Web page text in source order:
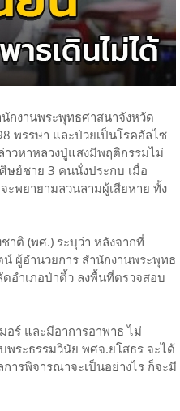
กงานพระพุทธศาสนาจังหวัด
พรรษา และป่วยเป็นโรคอัลไซ
วหาหลวงปู่แสงมีพฤติกรรมไม่
ษย์ชาย 3 คนนั่งประกบ เมื่อ
ะพยายามลวนลามผู้เสียหาย ทั้ง
าติ (พศ.)​ ระบุว่า หลังจากที่
ผู้อำนวยการ สำนักงานพระพุทธ
อำเภอป่าติ้ว ลงพื้นที่ตรวจสอบ
อร์ และมีอาการอาพาธ ไม่
พระธรรมวินัย พศจ.ยโสธร จะได้
ารพิจารณาจะเป็นอย่างไร ก็จะมี